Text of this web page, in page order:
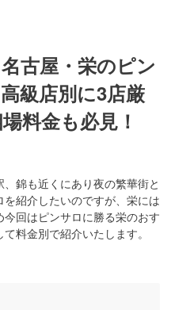
古屋・栄のピン
級店別に3店厳
料金も必見！
錦も近くにあり夜の繁華街と
紹介したいのですが、栄には
回はピンサロに勝る栄のおす
料金別で紹介いたします。